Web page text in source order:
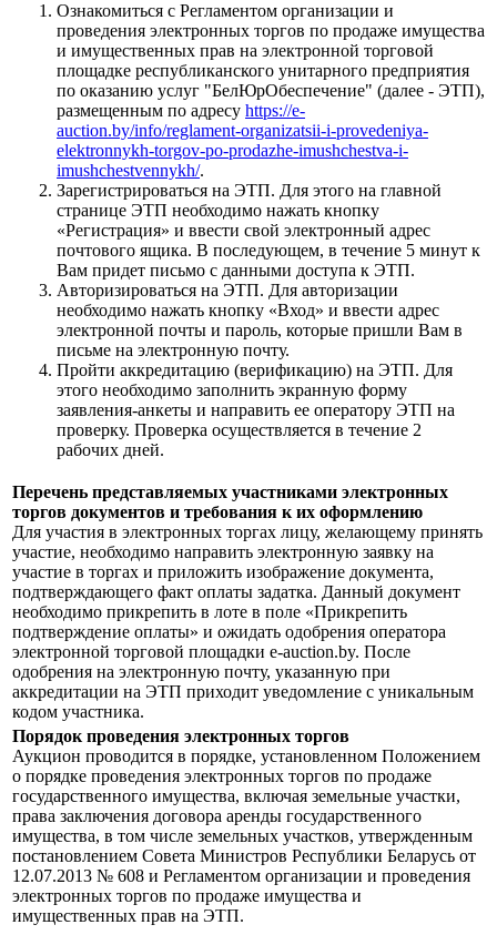
Ознакомиться с Регламентом организации и
проведения электронных торгов по продаже имущества
и имущественных прав на электронной торговой
площадке республиканского унитарного предприятия
по оказанию услуг "БелЮрОбеспечение" (далее - ЭТП),
размещенным по адресу https://e-
auction.by/info/reglament-organizatsii-i-provedeniya-
elektronnykh-torgov-po-prodazhe-imushchestva-i-
imushchestvennykh/.
Зарегистрироваться на ЭТП. Для этого на главной
странице ЭТП необходимо нажать кнопку
«Регистрация» и ввести свой электронный адрес
почтового ящика. В последующем, в течение 5 минут к
Вам придет письмо с данными доступа к ЭТП.
Авторизироваться на ЭТП. Для авторизации
необходимо нажать кнопку «Вход» и ввести адрес
электронной почты и пароль, которые пришли Вам в
письме на электронную почту.
Пройти аккредитацию (верификацию) на ЭТП. Для
этого необходимо заполнить экранную форму
заявления-анкеты и направить ее оператору ЭТП на
проверку. Проверка осуществляется в течение 2
рабочих дней.
Перечень представляемых участниками электронных
торгов документов и требования к их оформлению
Для участия в электронных торгах лицу, желающему принять
участие, необходимо направить электронную заявку на
участие в торгах и приложить изображение документа,
подтверждающего факт оплаты задатка. Данный документ
необходимо прикрепить в лоте в поле «Прикрепить
подтверждение оплаты» и ожидать одобрения оператора
электронной торговой площадки e-auction.by. После
одобрения на электронную почту, указанную при
аккредитации на ЭТП приходит уведомление с уникальным
кодом участника.
Порядок проведения электронных торгов
Аукцион проводится в порядке, установленном Положением
о порядке проведения электронных торгов по продаже
государственного имущества, включая земельные участки,
права заключения договора аренды государственного
имущества, в том числе земельных участков, утвержденным
постановлением Совета Министров Республики Беларусь от
12.07.2013 № 608 и Регламентом организации и проведения
электронных торгов по продаже имущества и
имущественных прав на ЭТП.